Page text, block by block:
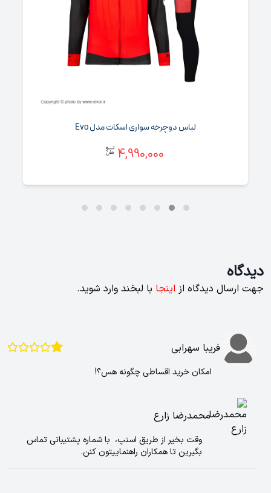
لباس دوچرخه سواری اسکات مدل Evo
4,990,000
دیدگاه
جهت ارسال دیدگاه از اینجا با لبخند وارد شوید.
فریبا سهرابی
امکان خرید اقساطی چگونه هس؟!
محمدرضا زارع
وقت بخیر از طریق اسنپ، با شماره پشتیبانی تماس
بگیرین تا همکاران راهنماییتون کنن.